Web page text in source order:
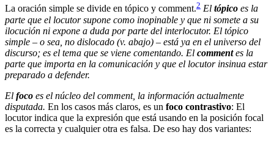
La oración simple se divide en tópico y comment.2 El tópico es la
parte que el locutor supone como inopinable y que ni somete a su
ilocución ni expone a duda por parte del interlocutor. El tópico
simple – o sea, no dislocado (v. abajo) – está ya en el universo del
discurso; es el tema que se viene comentando. El commentes la
parte que importa en la comunicación y que el locutor insinua estar
preparado a defender.
El foco es el núcleo del comment, la información actualmente
disputada. En los casos más claros, es un foco contrastivo: El
locutor indica que la expresión que está usando en la posición focal
es la correcta y cualquier otra es falsa. De eso hay dos variantes: